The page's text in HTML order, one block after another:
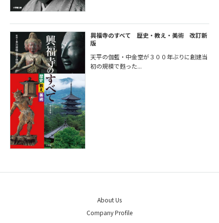
興福寺のすべて 歴史・教え・美術 改訂新
版
天平の伽藍・中金堂が３００年ぶりに創建当
初の規模で甦った...
About Us
Company Profile